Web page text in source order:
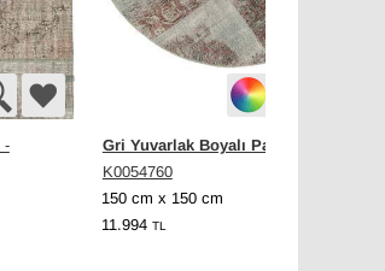
-
Gri Yuvarlak Boyalı Patchwork Halı
K0054760
150 cm x 150 cm
11.994 TL